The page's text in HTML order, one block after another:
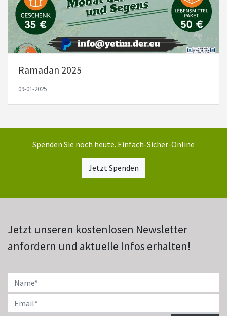
Ramadan 2025
09-01-2025
Spenden Sie noch heute. Einfach-Sicher-Online
Jetzt Spenden
Jetzt unseren kostenlosen Newsletter
anfordern und aktuelle Infos erhalten!